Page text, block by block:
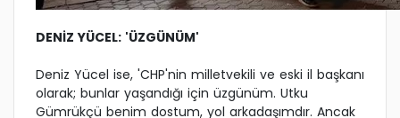
DENİZ YÜCEL: 'ÜZGÜNÜM'
Deniz Yücel ise, 'CHP'nin milletvekili ve eski il başkanı
olarak; bunlar yaşandığı için üzgünüm. Utku
Gümrükçü benim dostum, yol arkadaşımdır. Ancak